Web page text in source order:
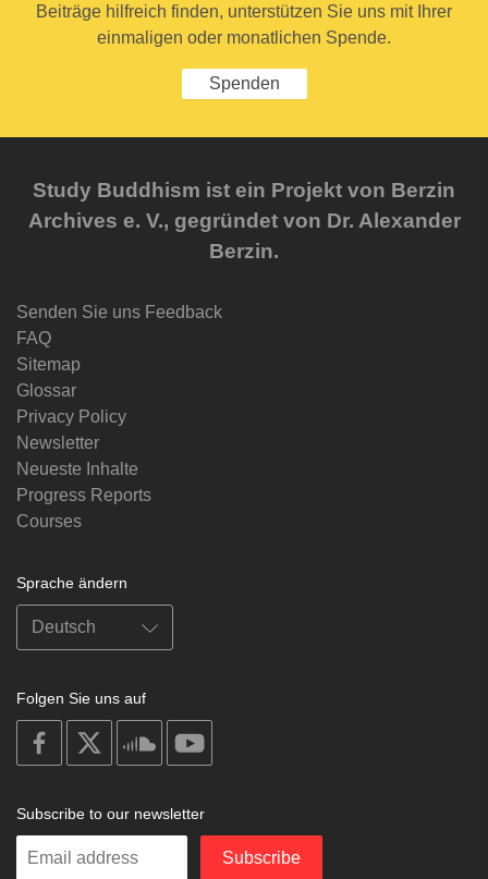
Beiträge hilfreich finden, unterstützen Sie uns mit Ihrer
einmaligen oder monatlichen Spende.
Spenden
Study Buddhism ist ein Projekt von Berzin
Archives e. V., gegründet von Dr. Alexander
Berzin.
Senden Sie uns Feedback
FAQ
Sitemap
Glossar
Privacy Policy
Newsletter
Neueste Inhalte
Progress Reports
Courses
Sprache ändern
Folgen Sie uns auf
on
facebook
soundcloud
Subscribe to our newsletter
Enter
Subscribe